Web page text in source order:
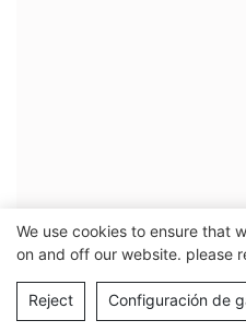
We use cookies to ensure that
on and off our website. please
Reject Configuración de